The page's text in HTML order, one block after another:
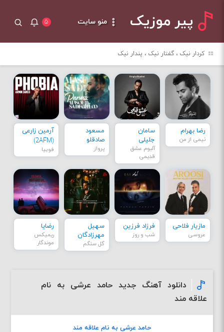
پیر موزیک منو سایت ۵
کردار نیک ، گفتار نیک ، پندار نیک
رضا بهرام
نیمی از من
سامان
جلیلی
آلبوم عشق
قدیمی
مسعود
صادقلو
پرواز
آرمین زارعی
(2AFM)
فوبیا
مازیار فلاحی
عروسی
فرزاد فرزین
شب و روز
سهیل
مهرزادگان
گل سنگم
رضایا
ریمیکس
موندگار
دانلود آهنگ جدید حامد عرشی به نام
علاقه مند
حامد عرشی به نام علاقه مند